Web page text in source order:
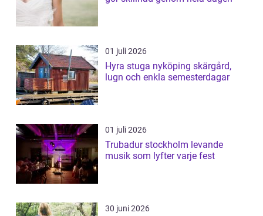
01 juli 2026
Hyra stuga nyköping skärgård,
lugn och enkla semesterdagar
01 juli 2026
Trubadur stockholm levande
musik som lyfter varje fest
30 juni 2026